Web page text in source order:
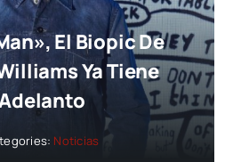
El Biopic De
Ya Tiene
Noticias